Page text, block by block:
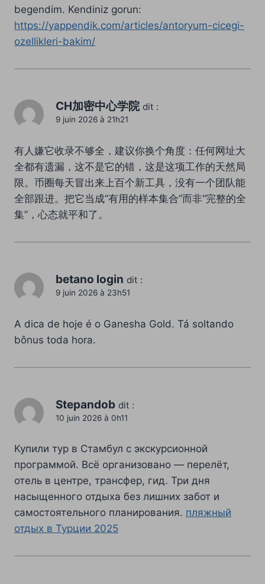
begendim. Kendiniz gorun:
https://yappendik.com/articles/antoryum-cicegi-
ozellikleri-bakim/
CH加密中心学院 dit :
9 juin 2026 à 21h21
有人嫌它收录不够全，建议你换个角度：任何网址大
全都有遗漏，这不是它的错，这是这项工作的天然局
限。币圈每天冒出来上百个新工具，没有一个团队能
全部跟进。把它当成“有用的样本集合”而非“完整的全
集”，心态就平和了。
betano login dit :
9 juin 2026 à 23h51
A dica de hoje é o Ganesha Gold. Tá soltando
bônus toda hora.
Stepandob dit :
10 juin 2026 à 0h11
Купили тур в Стамбул с экскурсионной
программой. Всё организовано — перелёт,
отель в центре, трансфер, гид. Три дня
насыщенного отдыха без лишних забот и
самостоятельного планирования. пляжный
отдых в Турции 2025